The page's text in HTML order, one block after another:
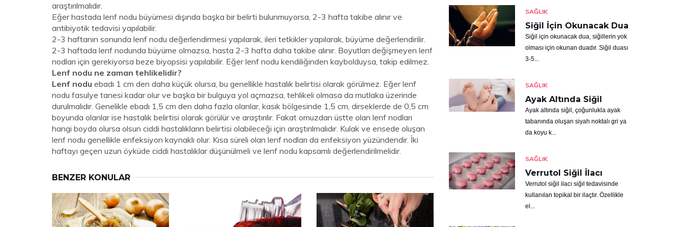
araştırılmalıdır.
Eğer hastada lenf nodu büyümesi dışında başka bir belirti bulunmuyorsa, 2-3 hafta takibe alınır ve
antibiyotik tedavisi yapılabilir.
2-3 haftanın sonunda lenf nodu değerlendirmesi yapılarak, ileri tetkikler yapılarak, büyüme değerlendirilir.
2-3 haftada lenf nodunda büyüme olmazsa, hasta 2-3 hafta daha takibe alınır. Boyutları değişmeyen lenf
nodları için gerekiyorsa beze biyopsisi yapılabilir. Eğer lenf nodu kendiliğinden kaybolduysa, takip edilmez.
Lenf nodu ne zaman tehlikelidir?
Lenf nodu ebadı 1 cm den daha küçük olursa, bu genellikle hastalık belirtisi olarak görülmez. Eğer lenf
nodu fasulye tanesi kadar olur ve başka bir bulguya yol açmazsa, tehlikeli olmasa da mutlaka üzerinde
durulmalıdır. Genelikle ebadı 1,5 cm den daha fazla olanlar, kasık bölgesinde 1,5 cm, dirseklerde de 0,5 cm
boyunda olanlar ise hastalık belirtisi olarak görülür ve araştırılır. Fakat omuzdan üstte olan lenf nodları
hangi boyda olursa olsun ciddi hastalıkların belirtisi olabileceği için araştırılmalıdır. Kulak ve ensede oluşan
lenf nodu genellikle enfeksiyon kaynaklı olur. Kısa süreli olan lenf nodları da enfeksiyon yüzündendir. İki
haftayı geçen uzun öyküde ciddi hastalıklar düşünülmeli ve lenf nodu kapsamlı değerlendirilmelidir.
BENZER KONULAR
SAĞLIK
Siğil İçin Okunacak Dua
Siğil için okunacak dua, siğillerin yok
olması için okunan duadır. Siğil duası
3-5...
SAĞLIK
Ayak Altında Siğil
Ayak altında siğil, çoğunlukla ayak
tabanında oluşan siyah noktalı gri ya
da koyu k...
SAĞLIK
Verrutol Siğil İlacı
Verrutol siğil ilacı siğil tedavisinde
kullanılan topikal bir ilaçtır. Özellikle
el...